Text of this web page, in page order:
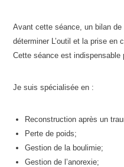
Avant cette séance, un bilan
déterminer L’outil et la prise en
Cette séance est indispensable
Je suis spécialisée en :
Reconstruction après un
Perte de poids;
Gestion de la boulimie;
Gestion de l’anorexie;